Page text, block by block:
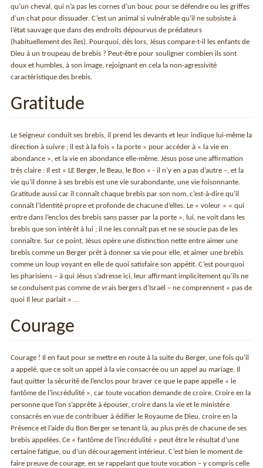
qu’un cheval, qui n’a pas les cornes d’un bouc pour se défendre ou les griffes
d’un chat pour dissuader. C’est un animal si vulnérable qu’il ne subsiste à
l’état sauvage que dans des endroits dépourvus de prédateurs
(habituellement des îles). Pourquoi, dès lors, Jésus compare-t-il les enfants de
Dieu à un troupeau de brebis ? Peut-être pour souligner combien ils sont
doux et humbles, à son image, rejoignant en cela la non-agressivité
caractéristique des brebis.
Gratitude
Le Seigneur conduit ses brebis, il prend les devants et leur indique lui-même la
direction à suivre ; il est à la fois « la porte » pour accéder à « la vie en
abondance », et la vie en abondance elle-même. Jésus pose une affirmation
très claire : Il est « LE Berger, le Beau, le Bon » - il n’y en a pas d’autre –, et la
vie qu’il donne à ses brebis est une vie surabondante, une vie foisonnante.
Gratitude aussi car il connaît chaque brebis par son nom, c’est-à-dire qu’il
connaît l’identité propre et profonde de chacune d’elles. Le « voleur » « qui
entre dans l’enclos des brebis sans passer par la porte », lui, ne voit dans les
brebis que son intérêt à lui ; il ne les connaît pas et ne se soucie pas de les
connaître. Sur ce point, Jésus opère une distinction nette entre aimer une
brebis comme un Berger prêt à donner sa vie pour elle, et aimer une brebis
comme un loup voyant en elle de quoi satisfaire son appétit. C’est pourquoi
les pharisiens – à qui Jésus s’adresse ici, leur affirmant implicitement qu’ils ne
se conduisent pas comme de vrais bergers d’Israël – ne comprennent « pas de
quoi Il leur parlait » …
Courage
Courage ! Il en faut pour se mettre en route à la suite du Berger, une fois qu’il
a appelé, que ce soit un appel à la vie consacrée ou un appel au mariage. Il
faut quitter la sécurité de l’enclos pour braver ce que le pape appelle « le
fantôme de l’incrédulité », car toute vocation demande de croire. Croire en la
personne que l’on s’apprête à épouser, croire dans la vie et le ministère
consacrés en vue de contribuer à édifier le Royaume de Dieu, croire en la
Présence et l’aide du Bon Berger se tenant là, au plus près de chacune de ses
brebis appelées. Ce « fantôme de l’incrédulité » peut être le résultat d’une
certaine fatigue, ou d’un découragement intérieur. C’est bien le moment de
faire preuve de courage, en se rappelant que toute vocation – y compris celle